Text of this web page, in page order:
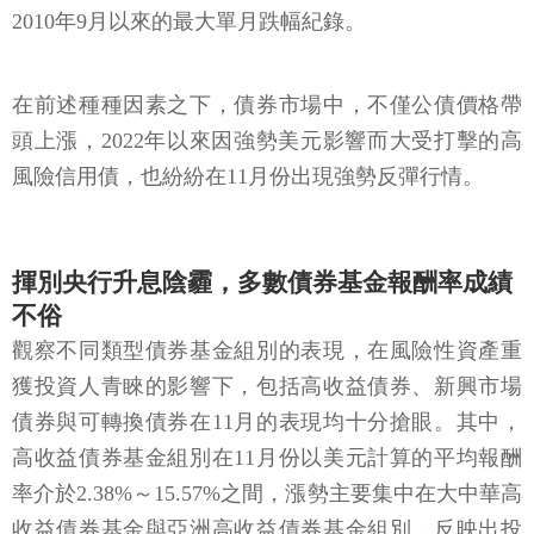
2010年9月以來的最大單月跌幅紀錄。
在前述種種因素之下，債券市場中，不僅公債價格帶
頭上漲，2022年以來因強勢美元影響而大受打擊的高
風險信用債，也紛紛在11月份出現強勢反彈行情。
揮別央行升息陰霾，多數債券基金報酬率成績
不俗
觀察不同類型債券基金組別的表現，在風險性資產重
獲投資人青睞的影響下，包括高收益債券、新興市場
債券與可轉換債券在11月的表現均十分搶眼。其中，
高收益債券基金組別在11月份以美元計算的平均報酬
率介於2.38%～15.57%之間，漲勢主要集中在大中華高
收益債券基金與亞洲高收益債券基金組別，反映出投